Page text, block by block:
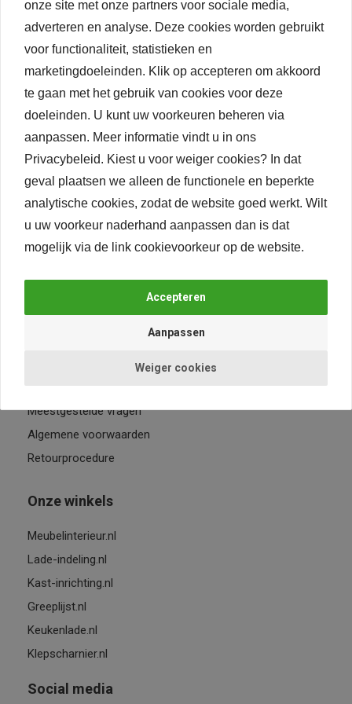
24-uurs levering* Lage verzendkosten
Keukenlade.nl
Bedrijfsgegevens
Contact
Privacybeleid
Vacatures
9 4.368 reviews
Meestgestelde vragen
Algemene voorwaarden
Retourprocedure
Onze winkels
Meubelinterieur.nl
Lade-indeling.nl
Kast-inrichting.nl
Greeplijst.nl
Keukenlade.nl
Klepscharnier.nl
Social media
onze site met onze partners voor sociale media,
adverteren en analyse. Deze cookies worden gebruikt
voor functionaliteit, statistieken en
marketingdoeleinden. Klik op accepteren om akkoord
te gaan met het gebruik van cookies voor deze
doeleinden. U kunt uw voorkeuren beheren via
aanpassen. Meer informatie vindt u in ons
Privacybeleid. Kiest u voor weiger cookies? In dat
geval plaatsen we alleen de functionele en beperkte
analytische cookies, zodat de website goed werkt. Wilt
u uw voorkeur naderhand aanpassen dan is dat
mogelijk via de link cookievoorkeur op de website.
Weiger cookies